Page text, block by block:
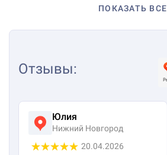
ПОКАЗАТЬ ВСЕ
Отзывы:
Юлия
Нижний Новгород
20.04.2026